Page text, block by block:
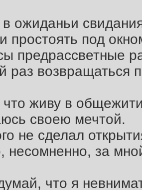
ожиданьи
простоять под
предрассветные
раз возвращаться
что живу в
своею мечтой.
не сделал
несомненно, за
что я